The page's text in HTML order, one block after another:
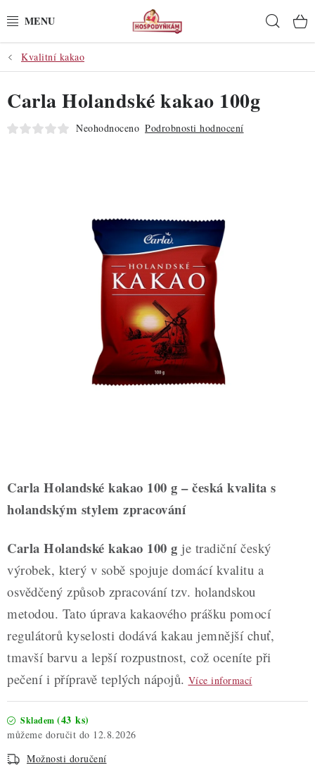
na
POTŘEBY
POMŮCKY
SUROVINY
DÁRKOVÉ POUKAZY
TÉMATICKÉ PRODUKTY
Hodnocení obchodu
Blog
Moje objednávka
Podmínky ochrany osobních údajů
Kvalitní kakao
Carla Holandské kakao 100 g – česká kvalita s
holandským stylem zpracování
Carla Holandské kakao 100 g je tradiční český
výrobek, který v sobě spojuje domácí kvalitu a
osvědčený způsob zpracování tzv. holandskou
metodou. Tato úprava kakaového prášku pomocí
regulátorů kyselosti dodává kakau jemnější chuť,
tmavší barvu a lepší rozpustnost, což oceníte při
pečení i přípravě teplých nápojů. Více informací
Skladem (43 ks)
12.8.2026
Možnosti doručení
Carla Holandské kakao 100g
Neohodnoceno Podrobnosti hodnocení